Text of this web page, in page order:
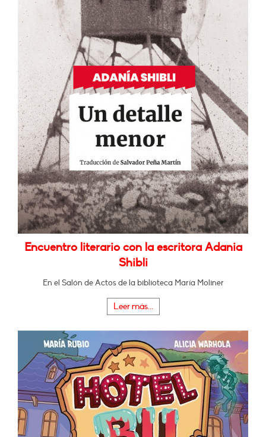
Encuentro literario con la escritora Adania
Shibli
En el Salón de Actos de la biblioteca María Moliner
Leer más...